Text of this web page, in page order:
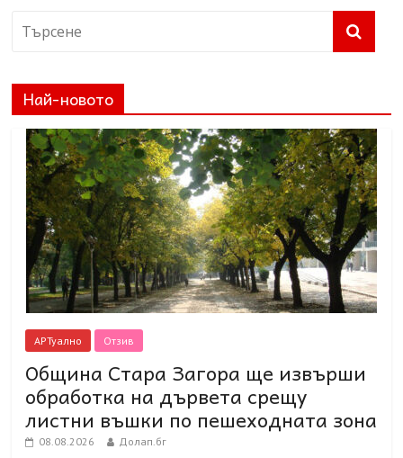
Най-новото
АРТуално Отзив
Община Стара Загора ще извърши
обработка на дървета срещу
листни въшки по пешеходната зона
08.08.2026 Долап.бг